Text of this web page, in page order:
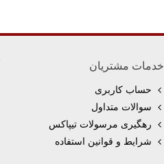
خدمات مشتریان
حساب کاربری
سوالات متداول
رهگیری مرسولات تیپاکس
شرایط و قوانین استفاده